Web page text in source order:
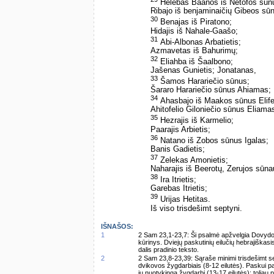
Helebas Baanos iš Netofos
Ribajo iš benjaminaičių Gibeos
30 Benajas iš Piratono;
Hidajis iš Nahale-Gaašo;
31 Abi-Albonas Arbatietis;
Azmavetas iš Bahurimų;
32 Eliahba iš Šaalbono;
Jašenas Gunietis; Jonatanas,
33 Šamos Harariečio sūnus;
Šararo Harariečio sūnus Ahiamas;
34 Ahasbajo iš Maakos sūnus
Ahitofelio Giloniečio sūnus
35 Hezrajis iš Karmelio;
Paarajis Arbietis;
36 Natano iš Zobos sūnus Igalas;
Banis Gadietis;
37 Zelekas Amonietis;
Naharajis iš Beerotų, Zerujos
38 Ira Itrietis;
Garebas Itrietis;
39 Urijas Hetitas.
Iš viso trisdešimt septyni.
IŠNAŠOS:
1
2 Sam 23,1-23,7: Ši psalmė apžvelgia
kūrinys. Dviejų paskutinių eilučių
dalis pradinio teksto.
2
2 Sam 23,8-23,39: Sąraše minimi trisdešimt
dvikovos žygdarbiais (8-12 eilutės). Paskui